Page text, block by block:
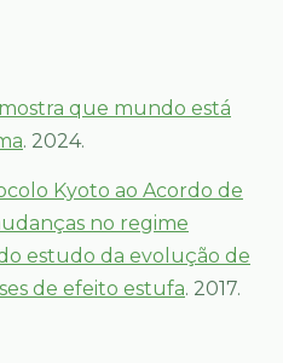
que mundo está
. 2024.
Kyoto ao Acordo de
no regime
estudo da evolução de
de efeito estufa. 2017.